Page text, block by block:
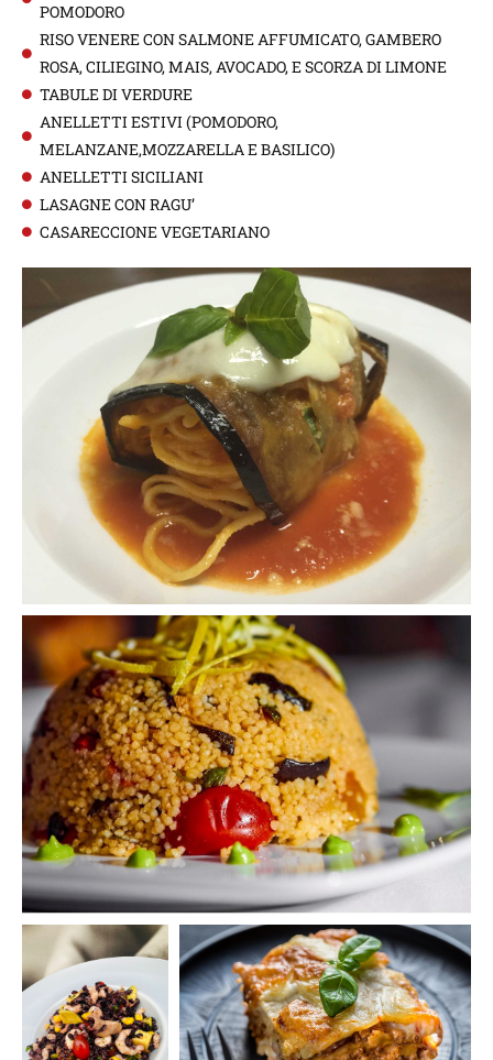
POMODORO
RISO VENERE CON SALMONE AFFUMICATO, GAMBERO
ROSA, CILIEGINO, MAIS, AVOCADO, E SCORZA DI LIMONE
TABULE DI VERDURE
ANELLETTI ESTIVI (POMODORO,
MELANZANE,MOZZARELLA E BASILICO)
ANELLETTI SICILIANI
LASAGNE CON RAGU’
CASARECCIONE VEGETARIANO